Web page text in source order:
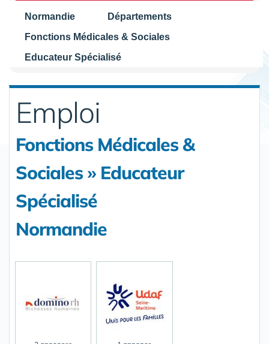
Normandie
Départements
Fonctions Médicales & Sociales
Educateur Spécialisé
Emploi
Fonctions Médicales &
Sociales » Educateur
Spécialisé
Normandie